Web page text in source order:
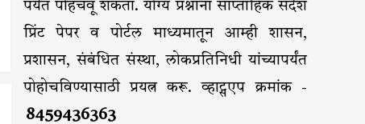
पर्यंत पोहचवू शकता. योग्य प्रश्नांना साप्ताहिक संदेश
प्रिंट पेपर व पोर्टल माध्यमातून आम्ही शासन,
प्रशासन, संबंधित संस्था, लोकप्रतिनिधी यांच्यापर्यंत
पोहोचविण्यासाठी प्रयत्न करू. व्हाट्सएप क्रमांक -
8459436363